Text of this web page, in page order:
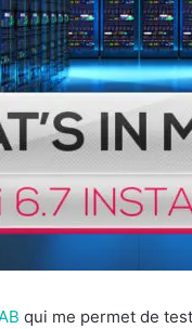
qui me permet de